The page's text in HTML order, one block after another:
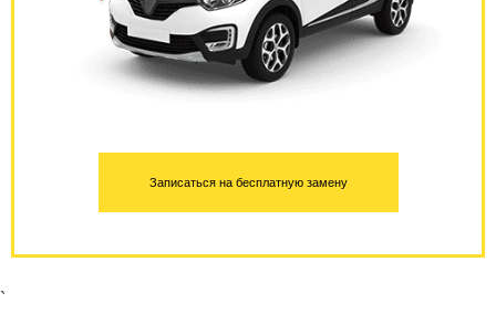
Записаться на бесплатную замену
`